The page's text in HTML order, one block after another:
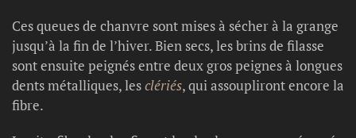
Ces queues de chanvre sont mises à sécher à la grange
jusqu’à la fin de l’hiver. Bien secs, les brins de filasse
sont ensuite peignés entre deux gros peignes à longues
dents métalliques, lesclériés, qui assoupliront encore la
fibre.